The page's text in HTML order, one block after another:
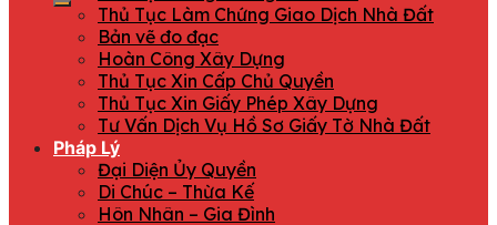
Thủ Tục Làm Chứng Giao Dịch Nhà Đất
Bản vẽ đo đạc
Hoàn Công Xây Dựng
Thủ Tục Xin Cấp Chủ Quyền
Thủ Tục Xin Giấy Phép Xây Dựng
Tư Vấn Dịch Vụ Hồ Sơ Giấy Tờ Nhà Đất
Pháp Lý
Đại Diện Ủy Quyền
Di Chúc – Thừa Kế
Hôn Nhân – Gia Đình